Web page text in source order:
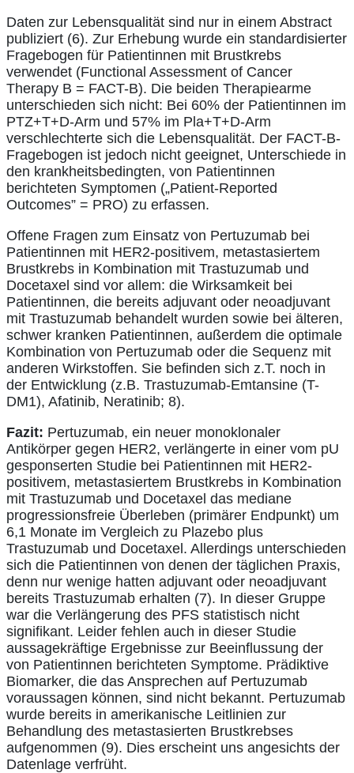
Daten zur Lebensqualität sind nur in einem Abstract
publiziert (6). Zur Erhebung wurde ein standardisierter
Fragebogen für Patientinnen mit Brustkrebs
verwendet (Functional Assessment of Cancer
Therapy B = FACT-B). Die beiden Therapiearme
unterschieden sich nicht: Bei 60% der Patientinnen im
PTZ+T+D-Arm und 57% im Pla+T+D-Arm
verschlechterte sich die Lebensqualität. Der FACT-B-
Fragebogen ist jedoch nicht geeignet, Unterschiede in
den krankheitsbedingten, von Patientinnen
berichteten Symptomen („Patient-Reported
Outcomes” = PRO) zu erfassen.
Offene Fragen zum Einsatz von Pertuzumab bei
Patientinnen mit HER2-positivem, metastasiertem
Brustkrebs in Kombination mit Trastuzumab und
Docetaxel sind vor allem: die Wirksamkeit bei
Patientinnen, die bereits adjuvant oder neoadjuvant
mit Trastuzumab behandelt wurden sowie bei älteren,
schwer kranken Patientinnen, außerdem die optimale
Kombination von Pertuzumab oder die Sequenz mit
anderen Wirkstoffen. Sie befinden sich z.T. noch in
der Entwicklung (z.B. Trastuzumab-Emtansine (T-
DM1), Afatinib, Neratinib; 8).
Fazit: Pertuzumab, ein neuer monoklonaler
Antikörper gegen HER2, verlängerte in einer vom pU
gesponserten Studie bei Patientinnen mit HER2-
positivem, metastasiertem Brustkrebs in Kombination
mit Trastuzumab und Docetaxel das mediane
progressionsfreie Überleben (primärer Endpunkt) um
6,1 Monate im Vergleich zu Plazebo plus
Trastuzumab und Docetaxel. Allerdings unterschieden
sich die Patientinnen von denen der täglichen Praxis,
denn nur wenige hatten adjuvant oder neoadjuvant
bereits Trastuzumab erhalten (7). In dieser Gruppe
war die Verlängerung des PFS statistisch nicht
signifikant. Leider fehlen auch in dieser Studie
aussagekräftige Ergebnisse zur Beeinflussung der
von Patientinnen berichteten Symptome. Prädiktive
Biomarker, die das Ansprechen auf Pertuzumab
voraussagen können, sind nicht bekannt. Pertuzumab
wurde bereits in amerikanische Leitlinien zur
Behandlung des metastasierten Brustkrebses
aufgenommen (9). Dies erscheint uns angesichts der
Datenlage verfrüht.